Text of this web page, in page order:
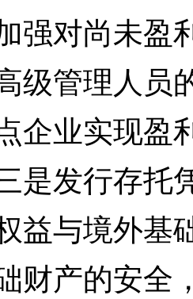
强对尚未盈
级管理人员
企业实现盈
是发行存托
益与境外基
财产的安全